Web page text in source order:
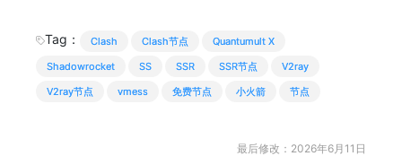
Tag： Clash Clash节点
Quantumult X
Shadowrocket
SS SSR SSR节点
V2ray
V2ray节点
vmess 免费节点 小火箭 节点
最后修改：2026年6月11日